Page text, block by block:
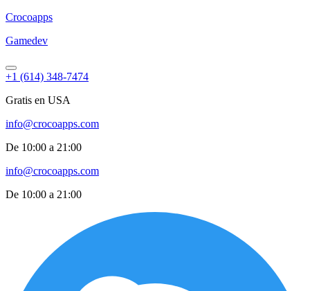
Crocoapps
Gamedev
+1 (614) 348-7474
Gratis en USA
info@crocoapps.com
De 10:00 a 21:00
info@crocoapps.com
De 10:00 a 21:00